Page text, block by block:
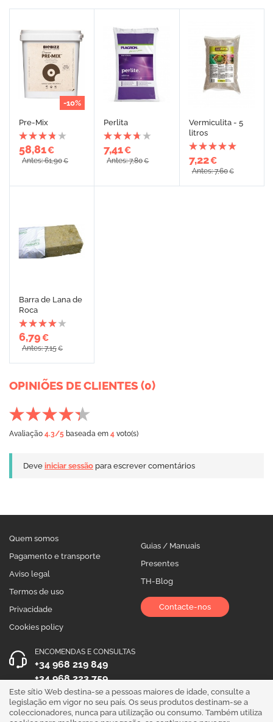
-10%
Pre-Mix
58,81€
Antes: 61,90€
Perlita
7,41€
Antes: 7,80€
Vermiculita - 5
litros
7,22€
Antes: 7,60€
Barra de Lana de
Roca
6,79€
Antes: 7,15€
OPINIÕES DE CLIENTES (0)
Avaliação 4.3/5 baseada em 4 voto(s)
Deve iniciar sessão para escrever comentários
Quem somos
Pagamento e transporte
Aviso legal
Termos de uso
Privacidade
Cookies policy
Guias / Manuais
Presentes
TH-Blog
Contacte-nos
ENCOMENDAS E CONSULTAS
+34 968 219 849
+34 968 223 759
HORÁRIO DE ATENDIMENTO
Segunda a Sexta 10:00 - 19:00
Este sítio Web destina-se a pessoas maiores de idade, consulte a
legislação em vigor no seu país. Os seus produtos destinam-se a
coleccionadores, nunca para utilização ou consumo. Também utiliza